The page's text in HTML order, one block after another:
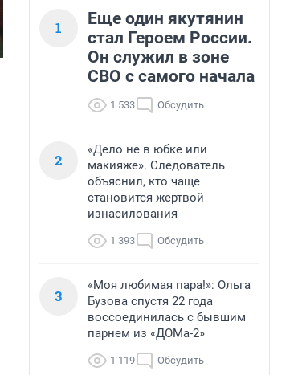
1
Еще один якутянин
стал Героем России.
Он служил в зоне
СВО с самого начала
1 533 Обсудить
2
«Дело не в юбке или
макияже». Следователь
объяснил, кто чаще
становится жертвой
изнасилования
1 393 Обсудить
3
«Моя любимая пара!»: Ольга
Бузова спустя 22 года
воссоединилась с бывшим
парнем из «ДОМа-2»
1 119 Обсудить